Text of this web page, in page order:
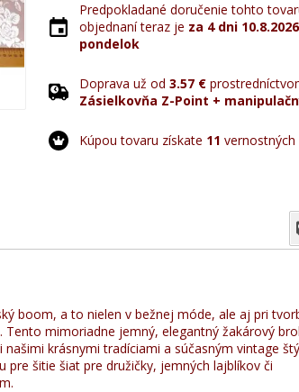
Predpokladané doručenie tohto
objednaní teraz je za 4 dni 10.8.2026
pondelok
Doprava už od 3.57 €
Zásielkovňa Z-Point +
Kúpou tovaru získate 11 vernostných
boom, a to nielen v bežnej móde, ale aj pri
mimoriadne jemný, elegantný žakárový
krásnymi tradíciami a súčasným vintage
šitie šiat pre družičky, jemných lajblíkov či